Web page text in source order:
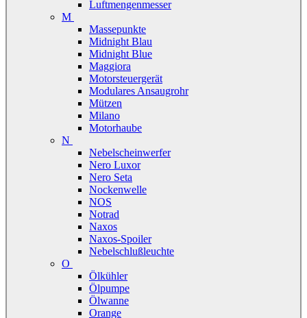
Luftmengenmesser
M
Massepunkte
Midnight Blau
Midnight Blue
Maggiora
Motorsteuergerät
Modulares Ansaugrohr
Mützen
Milano
Motorhaube
N
Nebelscheinwerfer
Nero Luxor
Nero Seta
Nockenwelle
NOS
Notrad
Naxos
Naxos-Spoiler
Nebelschlußleuchte
O
Ölkühler
Ölpumpe
Ölwanne
Orange